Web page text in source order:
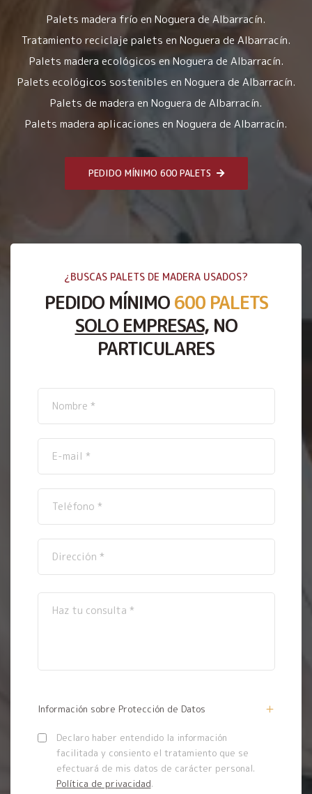
Palets madera frío en Noguera de Albarracín.
Tratamiento reciclaje palets en Noguera de Albarracín.
Palets madera ecológicos en Noguera de Albarracín.
Palets ecológicos sostenibles en Noguera de Albarracín.
Palets de madera en Noguera de Albarracín.
Palets madera aplicaciones en Noguera de Albarracín.
PEDIDO MÍNIMO 600 PALETS
¿BUSCAS PALETS DE MADERA USADOS?
PEDIDO MÍNIMO 600 PALETS
SOLO EMPRESAS, NO
PARTICULARES
Información sobre Protección de Datos
Declaro haber entendido la información
facilitada y consiento el tratamiento que se
efectuará de mis datos de carácter personal.
Política de privacidad.